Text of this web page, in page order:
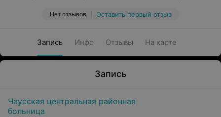
Нет отзывов Оставить первый отзыв
Запись Инфо Отзывы На карте
Запись
Чаусская центральная районная
больница